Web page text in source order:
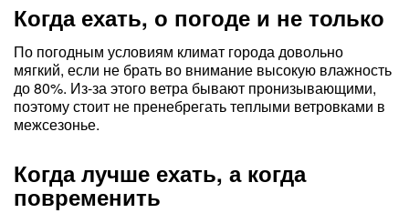
Когда ехать, о погоде и не только
По погодным условиям климат города довольно
мягкий, если не брать во внимание высокую влажность
до 80%. Из-за этого ветра бывают пронизывающими,
поэтому стоит не пренебрегать теплыми ветровками в
межсезонье.
Когда лучше ехать, а когда
повременить